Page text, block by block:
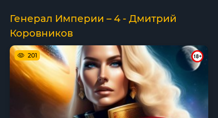
Генерал Империи – 4 - Дмитрий
Коровников
201